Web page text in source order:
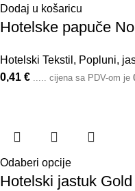
Dodaj u košaricu
Hotelske papuče
Hotelski Tekstil , Popluni,
0,41 € ..... cijena sa PDV-om je
Odaberi opcije
Hotelski jastuk